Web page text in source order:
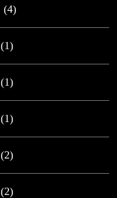
(4)
(1)
(1)
(1)
(2)
(2)